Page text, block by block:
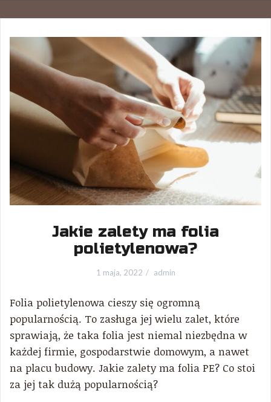
Jakie zalety ma folia
polietylenowa?
1 maja, 2022 admin
Folia polietylenowa cieszy się ogromną
popularnością. To zasługa jej wielu zalet, które
sprawiają, że taka folia jest niemal niezbędna w
każdej firmie, gospodarstwie domowym, a nawet
na placu budowy. Jakie zalety ma folia PE? Co stoi
za jej tak dużą popularnością?